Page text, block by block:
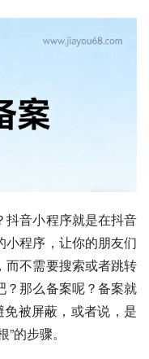
抖音小程序就是在抖音
小程序，让你的朋友们
而不需要搜索或者跳转
？那么备案呢？备案就
免被屏蔽，或者说，是
的步骤。